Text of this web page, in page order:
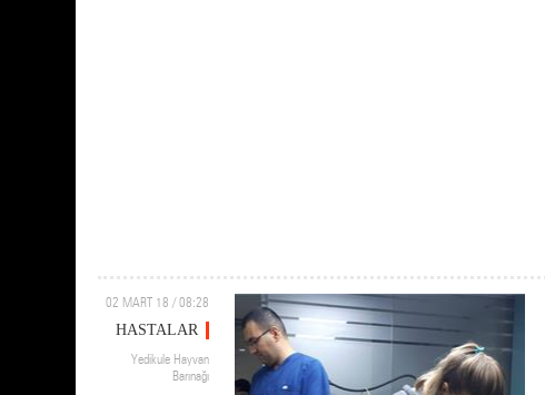
02 MART 18 / 08:28
HASTALAR
Yedikule Hayvan
Barınağı